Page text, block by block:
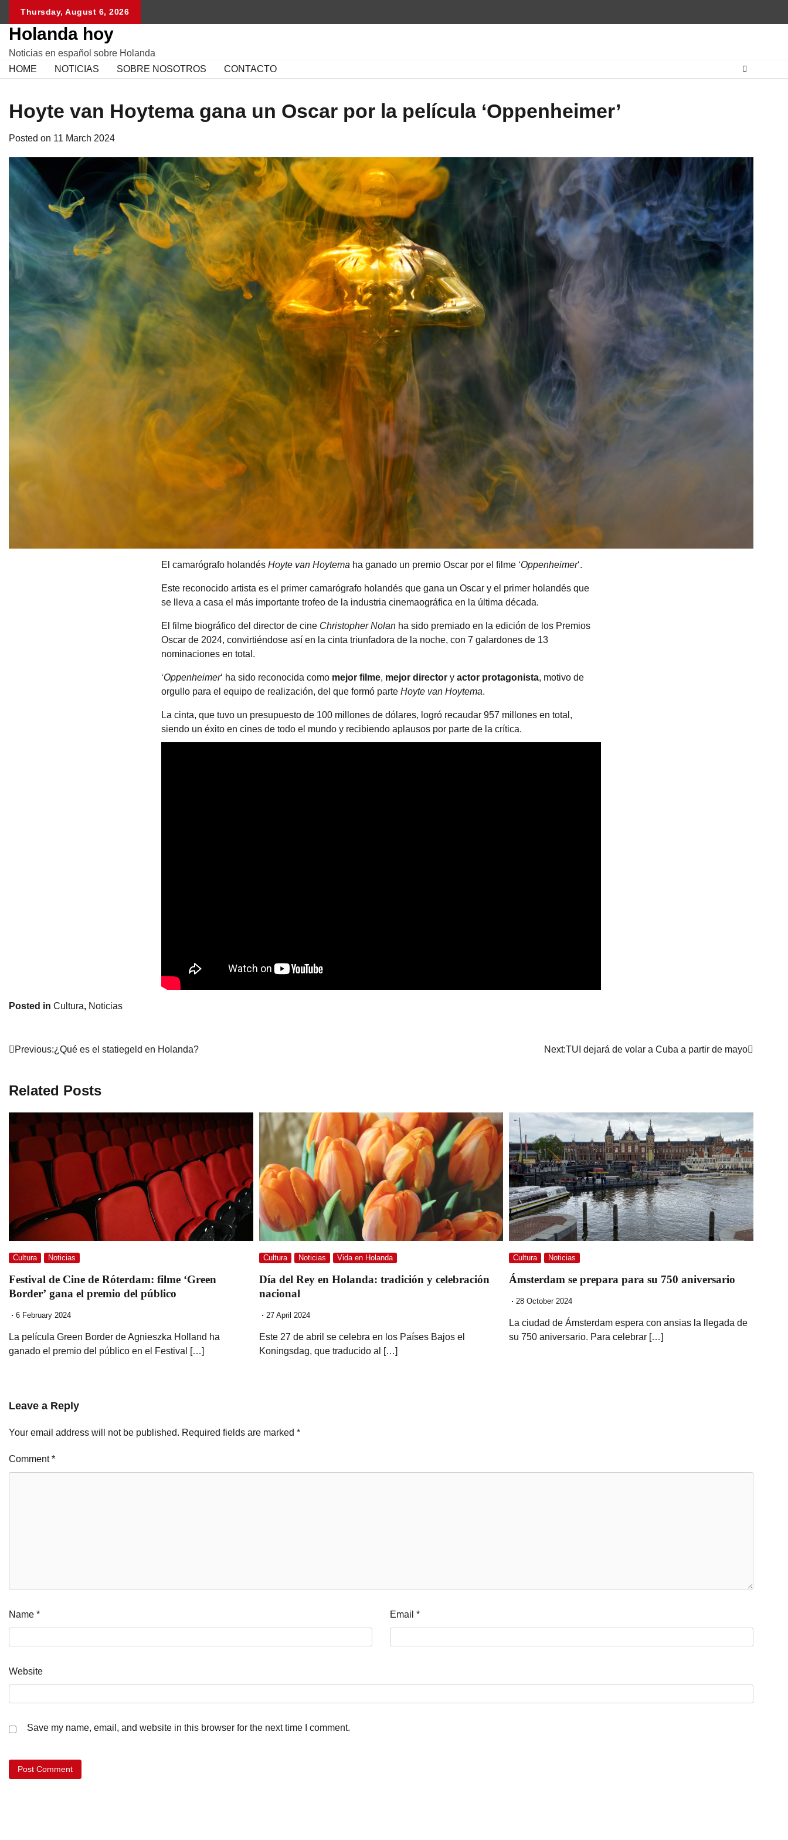
content
Thursday, August 6, 2026
Holanda hoy
Noticias en español sobre Holanda
HOME
NOTICIAS SOBRE NOSOTROS CONTACTO
Hoyte van Hoytema gana un Oscar por la película ‘Oppenheimer’
Posted on 11 March 2024
El camarógrafo holandés Hoyte van Hoytema ha ganado un premio Oscar por el filme ‘Oppenheimer‘.
Este reconocido artista es el primer camarógrafo holandés que gana un Oscar y el primer holandés que
se lleva a casa el más importante trofeo de la industria cinemaográfica en la última década.
El filme biográfico del director de cine Christopher Nolan ha sido premiado en la edición de los Premios
Oscar de 2024, convirtiéndose así en la cinta triunfadora de la noche, con 7 galardones de 13
nominaciones en total.
‘Oppenheimer‘ ha sido reconocida como mejor filme, mejor director y actor protagonista, motivo de
orgullo para el equipo de realización, del que formó parte Hoyte van Hoytema.
La cinta, que tuvo un presupuesto de 100 millones de dólares, logró recaudar 957 millones en total,
siendo un éxito en cines de todo el mundo y recibiendo aplausos por parte de la crítica.
Posted in Cultura, Noticias
Post
Previous:¿Qué es el statiegeld en Holanda? Next:TUI dejará de volar a Cuba a partir de mayo
Related Posts
Cultura Noticias
Festival de Cine de Róterdam: filme ‘Green
Border’ gana el premio del público
6 February 2024
La película Green Border de Agnieszka Holland ha
ganado el premio del público en el Festival […]
Cultura Noticias Vida en Holanda
Día del Rey en Holanda: tradición y celebración
nacional
27 April 2024
Este 27 de abril se celebra en los Países Bajos el
Koningsdag, que traducido al […]
Cultura Noticias
Ámsterdam se prepara para su 750 aniversario
28 October 2024
La ciudad de Ámsterdam espera con ansias la llegada de
su 750 aniversario. Para celebrar […]
Leave a Reply
Your email address will not be published. Required fields are marked *
Comment*
Name * Email *
Website
Save my name, email, and website in this browser for the next time I comment.